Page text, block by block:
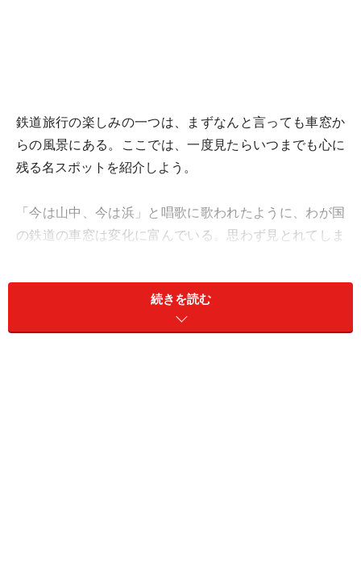
鉄道旅行の楽しみの一つは、まずなんと言っても車窓か
らの風景にある。ここでは、一度見たらいつまでも心に
残る名スポットを紹介しよう。
「今は山中、今は浜」と唱歌に歌われたように、わが国
の鉄道の車窓は変化に富んでいる。思わず見とれてしま
メ路線（区間）を選んで、ご案内してみたい。
まずは、全国のオススメ車窓を北から順番に紹介してい
続きを読む